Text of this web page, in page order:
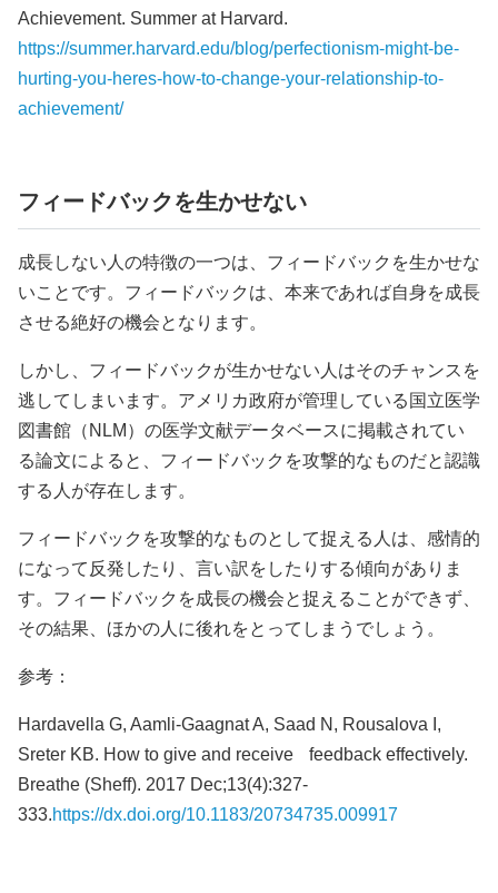
Achievement. Summer at Harvard.
https://summer.harvard.edu/blog/perfectionism-might-be-
hurting-you-heres-how-to-change-your-relationship-to-
achievement/
フィードバックを生かせない
成長しない人の特徴の一つは、フィードバックを生かせな
いことです。フィードバックは、本来であれば自身を成長
させる絶好の機会となります。
しかし、フィードバックが生かせない人はそのチャンスを
逃してしまいます。アメリカ政府が管理している国立医学
図書館（NLM）の医学文献データベースに掲載されてい
る論文によると、フィードバックを攻撃的なものだと認識
する人が存在します。
フィードバックを攻撃的なものとして捉える人は、感情的
になって反発したり、言い訳をしたりする傾向がありま
す。フィードバックを成長の機会と捉えることができず、
その結果、ほかの人に後れをとってしまうでしょう。
参考：
Hardavella G, Aamli-Gaagnat A, Saad N, Rousalova I,
Sreter KB. How to give and receive feedback effectively.
Breathe (Sheff). 2017 Dec;13(4):327-
333.https://dx.doi.org/10.1183/20734735.009917